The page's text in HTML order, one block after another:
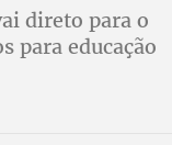
direto para o
para educação